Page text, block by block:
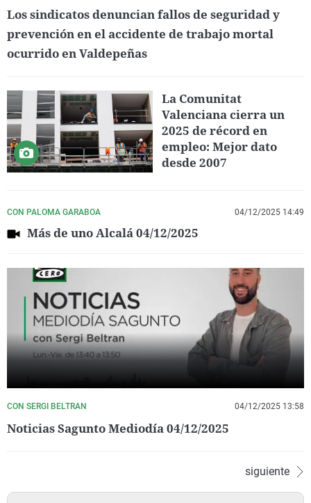
Los sindicatos denuncian fallos de seguridad y
prevención en el accidente de trabajo mortal
ocurrido en Valdepeñas
La Comunitat
Valenciana cierra un
2025 de récord en
empleo: Mejor dato
desde 2007
CON PALOMA GARABOA 04/12/2025 14:49
Más de uno Alcalá 04/12/2025
CON SERGI BELTRAN 04/12/2025 13:58
Noticias Sagunto Mediodía 04/12/2025
siguiente